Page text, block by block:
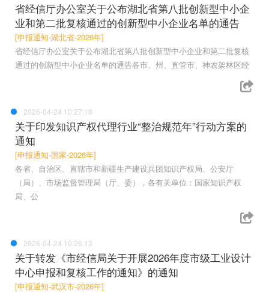
省经信厅办公室关于公布湖北省第八批创新型中小企
业和第二批复核通过的创新型中小企业名单的通告
[申报通知-湖北省-2026年]
省经信厅办公室关于公布湖北省第八批创新型中小企业和第二批复核
通过的创新型中小企业名单的通告各市、州、直管市、神农架林区经
2026-04-24 10:27:18
关于印发知识产权代理行业“整治规范年”行动方案的
通知
[申报通知-国家-2026年]
各省、自治区、直辖市和新疆生产建设兵团知识产权局、公安厅
（局）、市场监督管理局（厅、委），各有关单位：国家知识产权
局、公
2026-04-24 10:26:13
关于转发《市经信局关于开展2026年度市级工业设计
中心申报和复核工作的通知》的通知
[申报通知-武汉市-2026年]